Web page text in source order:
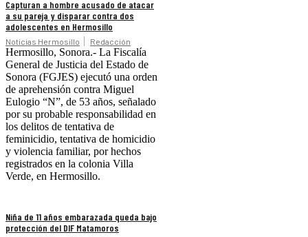
Capturan a hombre acusado de atacar
a su pareja y disparar contra dos
adolescentes en Hermosillo
Noticias Hermosillo Redacción
Hermosillo, Sonora.- La Fiscalía
General de Justicia del Estado de
Sonora (FGJES) ejecutó una orden
de aprehensión contra Miguel
Eulogio “N”, de 53 años, señalado
por su probable responsabilidad en
los delitos de tentativa de
feminicidio, tentativa de homicidio
y violencia familiar, por hechos
registrados en la colonia Villa
Verde, en Hermosillo.
Niña de 11 años embarazada queda bajo
protección del DIF Matamoros